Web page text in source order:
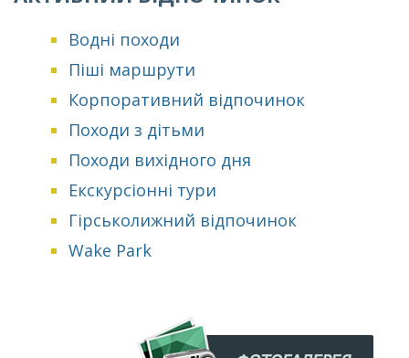
Водні походи
Піші маршрути
Корпоративний відпочинок
Походи з дітьми
Походи вихідного дня
Екскурсіонні тури
Гірськолижний відпочинок
Wake Park